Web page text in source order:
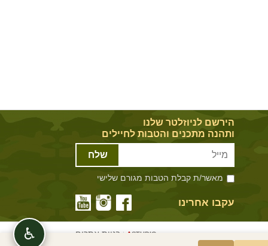
הירשם לניוזלטר שלנו
ותהנה מתכנים והטבות לחיילים
שלח
מאשר/ת קבלת הטבות מגורם שלישי
עקבו אחרינו
ASTUDIO
| בניית אתרים ♿